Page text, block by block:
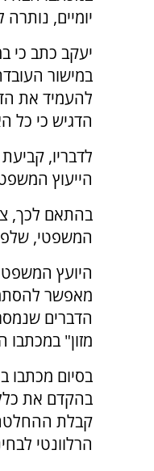
יומיים, נותרה
יעקב כתב כי
במישור
להעמיד את
הדגיש כי כל
לדבריו,
הייעוץ
בהתאם לכך,
המשפטי,
היועץ
מאפשר
הדברים
מזון" במכתבו
בסיום מכתבו
בהקדם את
קבלת ההחלטה
הרלוונטי